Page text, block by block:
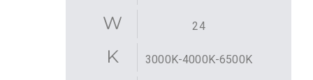
24
3000K-4000K-6500K